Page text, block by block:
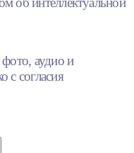
аудио и
с согласия